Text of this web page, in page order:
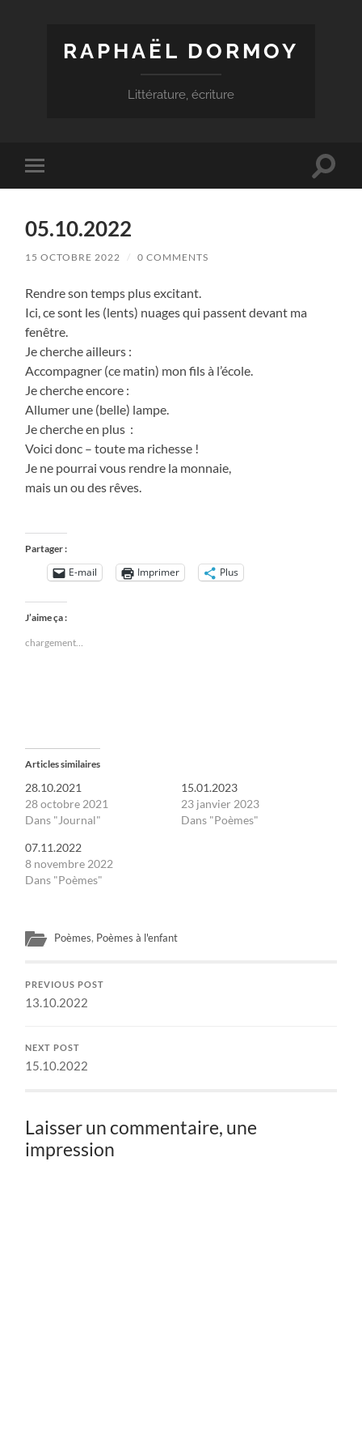
RAPHAËL DORMOY
Littérature, écriture
Toggle
mobile
Toggle
05.10.2022
15 OCTOBRE 2022 / 0 COMMENTS
Rendre son temps plus excitant.
Ici, ce sont les (lents) nuages qui passent devant ma
fenêtre.
Je cherche ailleurs :
Accompagner (ce matin) mon fils à l’école.
Je cherche encore :
Allumer une (belle) lampe.
Je cherche en plus :
Voici donc – toute ma richesse !
Je ne pourrai vous rendre la monnaie,
mais un ou des rêves.
Partager :
E-mail Imprimer Plus
J’aime ça :
chargement…
Articles similaires
28.10.2021
28 octobre 2021
Dans "Journal"
15.01.2023
23 janvier 2023
Dans "Poèmes"
07.11.2022
8 novembre 2022
Dans "Poèmes"
Poèmes, Poèmes à l'enfant
PREVIOUS POST
13.10.2022
NEXT POST
15.10.2022
Laisser un commentaire, une
impression